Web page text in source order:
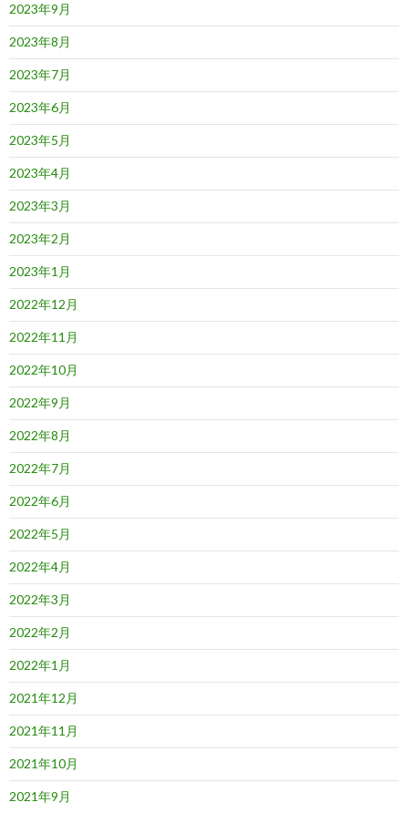
2023年9月
2023年8月
2023年7月
2023年6月
2023年5月
2023年4月
2023年3月
2023年2月
2023年1月
2022年12月
2022年11月
2022年10月
2022年9月
2022年8月
2022年7月
2022年6月
2022年5月
2022年4月
2022年3月
2022年2月
2022年1月
2021年12月
2021年11月
2021年10月
2021年9月